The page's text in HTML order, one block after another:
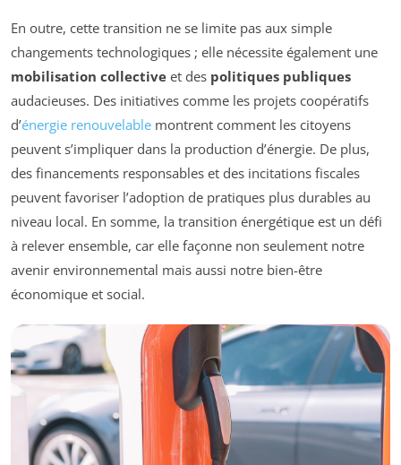
En outre, cette transition ne se limite pas aux simple
changements technologiques ; elle nécessite également une
mobilisation collective et des politiques publiques
audacieuses. Des initiatives comme les projets coopératifs
d’énergie renouvelable montrent comment les citoyens
peuvent s’impliquer dans la production d’énergie. De plus,
des financements responsables et des incitations fiscales
peuvent favoriser l’adoption de pratiques plus durables au
niveau local. En somme, la transition énergétique est un défi
à relever ensemble, car elle façonne non seulement notre
avenir environnemental mais aussi notre bien-être
économique et social.